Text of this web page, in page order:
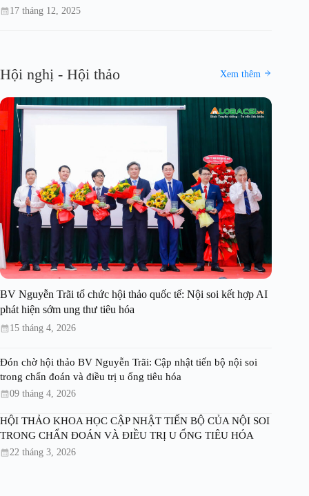
17 tháng 12, 2025
Hội nghị - Hội thảo Xem thêm
BV Nguyễn Trãi tổ chức hội thảo quốc tế: Nội soi kết hợp AI
phát hiện sớm ung thư tiêu hóa
15 tháng 4, 2026
Đón chờ hội thảo BV Nguyễn Trãi: Cập nhật tiến bộ nội soi
trong chẩn đoán và điều trị u ống tiêu hóa
09 tháng 4, 2026
HỘI THẢO KHOA HỌC CẬP NHẬT TIẾN BỘ CỦA NỘI SOI
TRONG CHẨN ĐOÁN VÀ ĐIỀU TRỊ U ỐNG TIÊU HÓA
22 tháng 3, 2026